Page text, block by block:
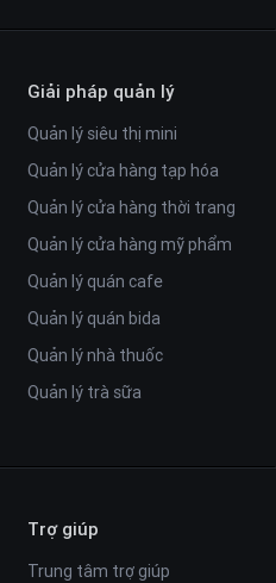
Giải pháp quản lý
Quản lý siêu thị mini
Quản lý cửa hàng tạp hóa
Quản lý cửa hàng thời trang
Quản lý cửa hàng mỹ phẩm
Quản lý quán cafe
Quản lý quán bida
Quản lý nhà thuốc
Quản lý trà sữa
Trợ giúp
Trung tâm trợ giúp